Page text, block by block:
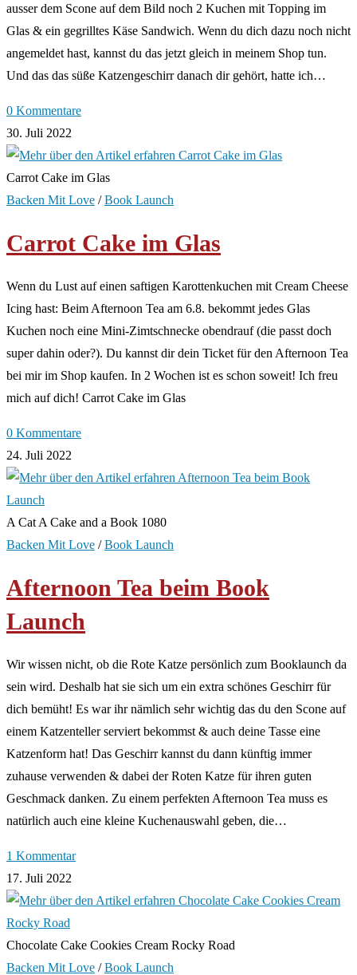
ausser dem Scone auf dem Bild noch 2 Kuchen mit Topping im
Glas & ein gegrilltes Käse Sandwich. Wenn du dich dazu noch nicht
angemeldet hast, kannst du das jetzt gleich in meinem Shop tun.
Und das das süße Katzengeschirr danach dir gehört, hatte ich…
0 Kommentare
30. Juli 2022
Carrot Cake im Glas
Backen Mit Love /Book Launch
Carrot Cake im Glas
Wenn du Lust auf einen saftigen Karottenkuchen mit Cream Cheese
Icing hast: Beim Afternoon Tea am 6.8. bekommt jedes Glas
Kuchen noch eine Mini-Zimtschnecke obendrauf (die passt doch
super dahin oder?). Du kannst dir dein Ticket für den Afternoon Tea
bei mir im Shop kaufen. In 2 Wochen ist es schon soweit! Ich freu
mich auf dich! Carrot Cake im Glas
0 Kommentare
24. Juli 2022
A Cat A Cake and a Book 1080
Backen Mit Love /Book Launch
Afternoon Tea beim Book
Launch
Wir wissen nicht, ob die Rote Katze persönlich zum Booklaunch da
sein wird. Deshalb hat sie sich um ein extra schönes Geschirr für
dich bemüht! Es war ihr nämlich sehr wichtig das du den Scone auf
einem Katzenteller serviert bekommst & auch deine Tasse eine
Katzenform hat! Das Geschirr kannst du dann künftig immer
zuhause verwenden & dabei der Roten Katze für ihren guten
Geschmack danken. Zu einem perfekten Afternoon Tea muss es
natürlich auch eine kleine Kuchenauswahl geben, die…
1 Kommentar
17. Juli 2022
Chocolate Cake Cookies Cream Rocky Road
Backen Mit Love /Book Launch